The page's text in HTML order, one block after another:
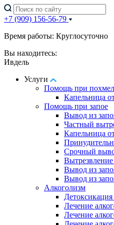
+7 (909) 156-56-79
Время работы: Круглосуточно
Вы находитесь:
Ивдель
Услуги
Помощь при
Капельница
Помощь при запое
Вывод из
Частный
Капельница
Срочный
Вывод из
Вывод из
Алкоголизм
Детоксикация
Лечение
Лечение